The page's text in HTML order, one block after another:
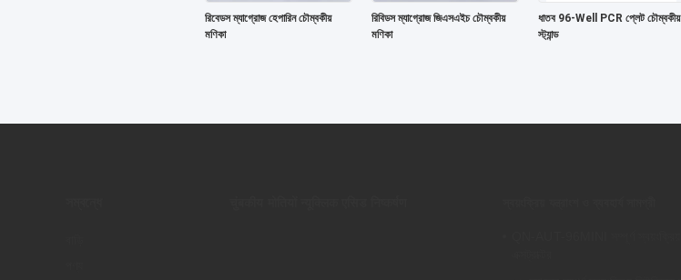
রিবেডস ম্যাগ্রোজ হেপারিন চৌম্বকীয়
মণিকা
রিবিডস ম্যাগ্রোজ জিএসএইচ চৌম্বকীয়
মণিকা
ধাতব 96-Well PCR প্লেট চৌম্বকীয়
স্ট্যান্ড